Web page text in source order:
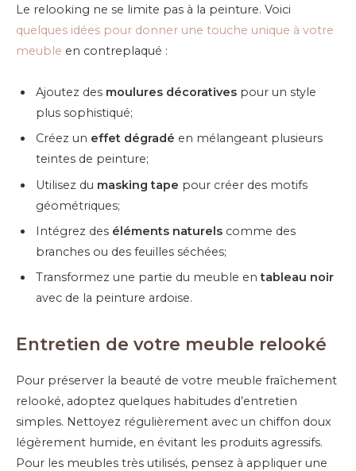
Le relooking ne se limite pas à la peinture. Voici
quelques idées pour donner une touche unique à votre
meuble en contreplaqué :
Ajoutez des moulures décoratives pour un style
plus sophistiqué;
Créez un effet dégradé en mélangeant plusieurs
teintes de peinture;
Utilisez du masking tape pour créer des motifs
géométriques;
Intégrez des éléments naturels comme des
branches ou des feuilles séchées;
Transformez une partie du meuble entableau noir
avec de la peinture ardoise.
Entretien de votre meuble relooké
Pour préserver la beauté de votre meuble fraîchement
relooké, adoptez quelques habitudes d’entretien
simples. Nettoyez régulièrement avec un chiffon doux
légèrement humide, en évitant les produits agressifs.
Pour les meubles très utilisés, pensez à appliquer une